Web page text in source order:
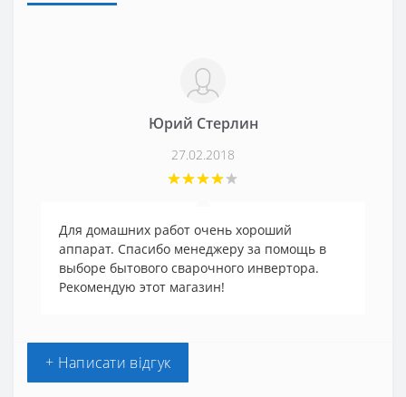
Юрий Стерлин
27.02.2018
Для домашних работ очень хороший
аппарат. Спасибо менеджеру за помощь в
выборе бытового сварочного инвертора.
Рекомендую этот магазин!
+ Написати відгук